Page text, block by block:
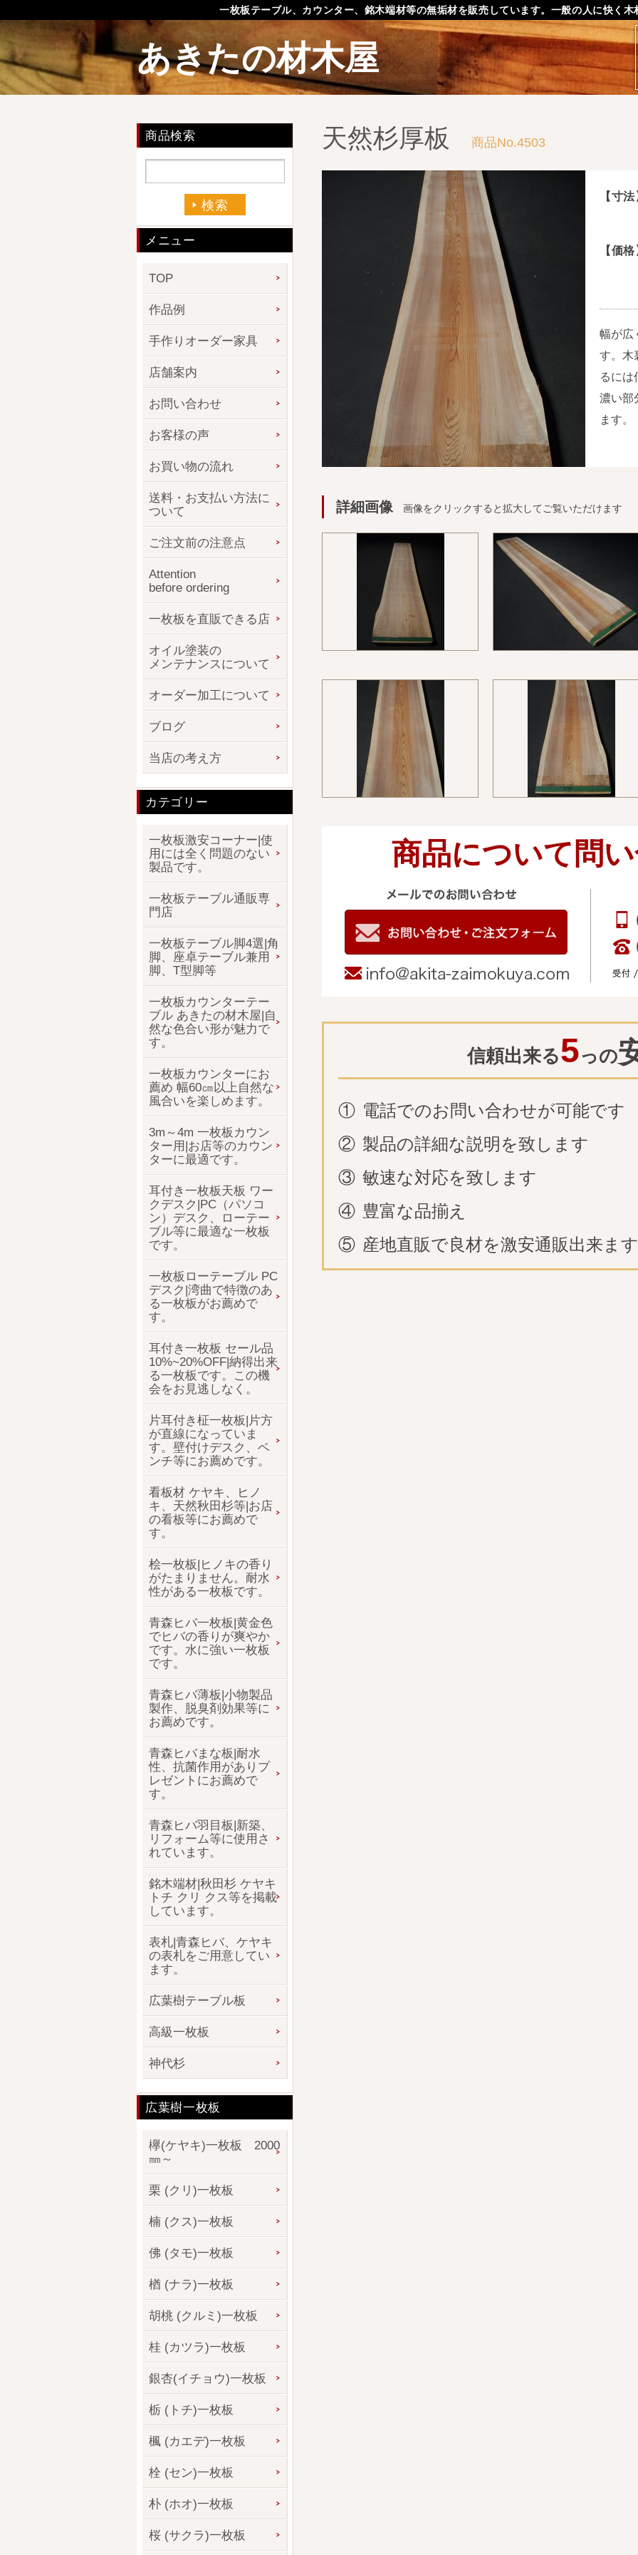
一枚板テーブル、カウンター、銘木端材等の無垢材を販売しています。一般の人に快く
あきたの材木屋
天然杉厚板 商品No.4503
【寸
【価
幅が広
す。木
るには
濃い部
ます。
詳細画像 画像をクリックすると拡大してご覧いただけます
商品について問
信頼出来る5っの
① 電話でのお問い合わせが可能です
② 製品の詳細な説明を致します
③ 敏速な対応を致します
④ 豊富な品揃え
⑤ 産地直販で良材を激安通販出来ます
商品検索
メニュー
TOP
作品例
手作りオーダー家具
店舗案内
お問い合わせ
お客様の声
お買い物の流れ
送料・お支払い方法に
ついて
ご注文前の注意点
Attention
before ordering
一枚板を直販できる店
オイル塗装の
メンテナンスについて
オーダー加工について
ブログ
当店の考え方
カテゴリー
一枚板激安コーナー|使
用には全く問題のない
製品です。
一枚板テーブル通販専
門店
一枚板テーブル脚4選|角
脚、座卓テーブル兼用
脚、T型脚等
一枚板カウンターテー
ブル あきたの材木屋|自
然な色合い形が魅力で
す。
一枚板カウンターにお
薦め 幅60㎝以上自然な
風合いを楽しめます。
3m～4m 一枚板カウン
ター用|お店等のカウン
ターに最適です。
耳付き一枚板天板 ワー
クデスク|PC（パソコ
ン）デスク、ローテー
ブル等に最適な一枚板
です。
一枚板ローテーブル PC
デスク|湾曲で特徴のあ
る一枚板がお薦めで
す。
耳付き一枚板 セール品
10%~20%OFF|納得出来
る一枚板です。この機
会をお見逃しなく。
片耳付き柾一枚板|片方
が直線になっていま
す。壁付けデスク、ベ
ンチ等にお薦めです。
看板材 ケヤキ、ヒノ
キ、天然秋田杉等|お店
の看板等にお薦めで
す。
桧一枚板|ヒノキの香り
がたまりません。耐水
性がある一枚板です。
青森ヒバ一枚板|黄金色
でヒバの香りが爽やか
です。水に強い一枚板
です。
青森ヒバ薄板|小物製品
製作、脱臭剤効果等に
お薦めです。
青森ヒバまな板|耐水
性、抗菌作用がありプ
レゼントにお薦めで
す。
青森ヒバ羽目板|新築、
リフォーム等に使用さ
れています。
銘木端材|秋田杉 ケヤキ
トチ クリ クス等を掲載
しています。
表札|青森ヒバ、ケヤキ
の表札をご用意してい
ます。
広葉樹テーブル板
高級一枚板
神代杉
広葉樹一枚板
欅(ケヤキ)一枚板 2000
㎜～
栗 (クリ)一枚板
楠 (クス)一枚板
佛 (タモ)一枚板
楢 (ナラ)一枚板
胡桃 (クルミ)一枚板
桂 (カツラ)一枚板
銀杏(イチョウ)一枚板
栃 (トチ)一枚板
楓 (カエデ)一枚板
栓 (セン)一枚板
朴 (ホオ)一枚板
桜 (サクラ)一枚板